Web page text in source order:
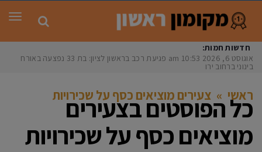
חדשות חמות:
אוגוסט 6, 2026
10:53 am פגיעת רכב בראשון לציון: בת 33 נפצעה באורח
בינוני ברחוב ירושל
ראשי » צעירים מוציאים כסף על שכירויות
כל הפוסטים בצעירים
מוציאים כסף על שכירויות